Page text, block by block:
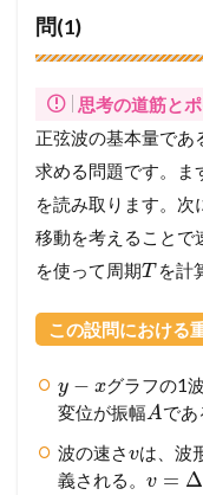
問(1)
思考の道筋と
正弦波の基本量であ
求める問題です。ま
を読み取ります。次
移動を考えることで
を使って周期T を計
この設問における
y − xグラフの1
変位が振幅Aであ
波の速さvは、波
義される。 v = Δ